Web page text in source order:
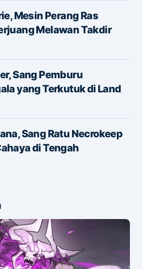
and e-mail in this browser for the
Mesin Perang Ras
Melawan Takdir
Sang Pemburu
yang Terkutuk di Land
Sang Ratu Necrokeep
di Tengah